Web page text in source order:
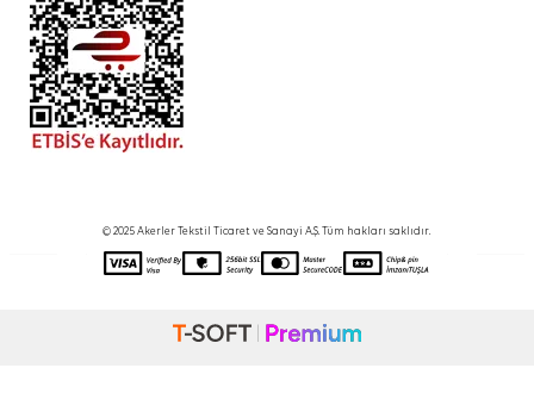
© 2025 Akerler Tekstil Ticaret ve Sanayi A.Ş. Tüm hakları saklıdır.